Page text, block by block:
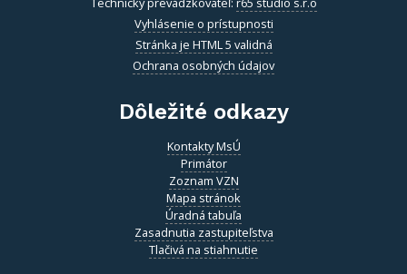
Správca obsahu
Mesto Krupina
E-mail:webmaster@krupina.sk
Tel:
0915 805 136
Technický prevádzkovateľ:r65 studio s.r.o
Vyhlásenie o prístupnosti
Stránka je HTML 5 validná
Ochrana osobných údajov
Dôležité odkazy
Kontakty MsÚ